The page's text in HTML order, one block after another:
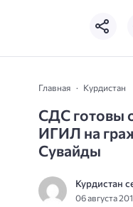
Главная Курдистан
СДС готовы
ИГИЛ на
Сувайды
Курдистан
06 августа